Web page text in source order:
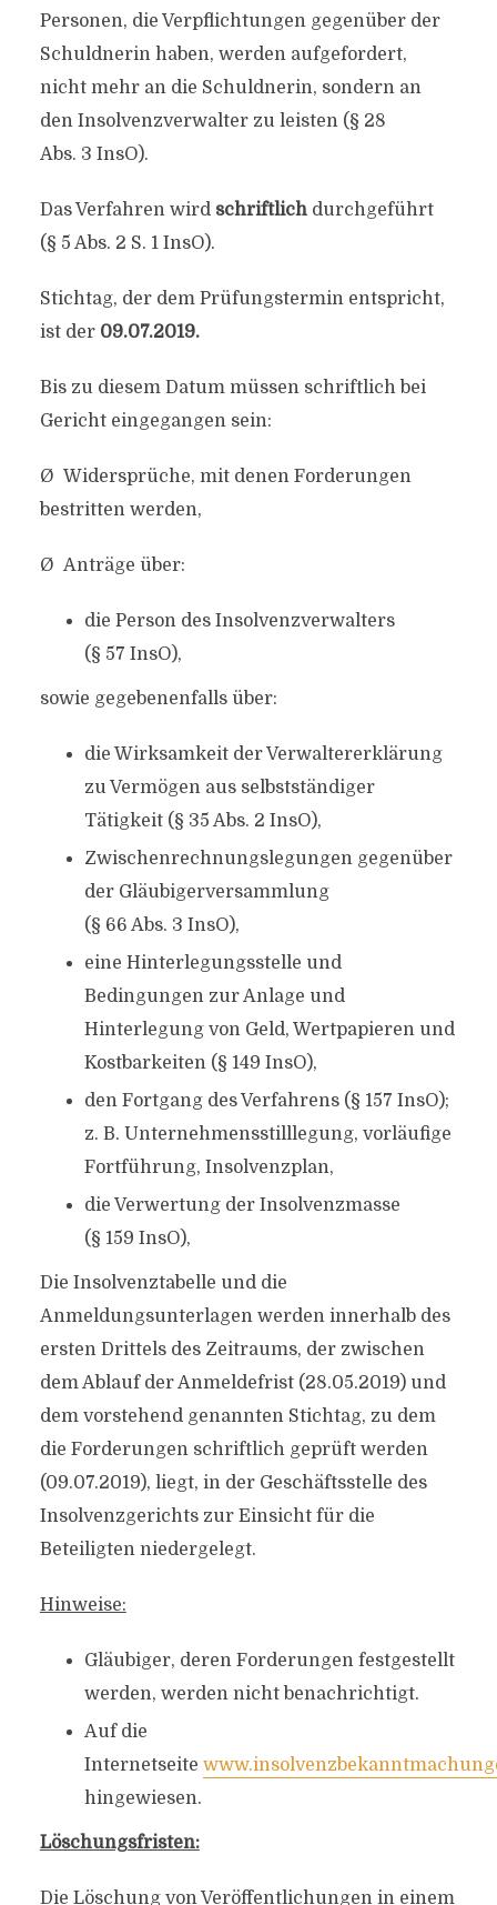
Personen, die Verpflichtungen gegenüber der
Schuldnerin haben, werden aufgefordert,
nicht mehr an die Schuldnerin, sondern an
den Insolvenzverwalter zu leisten (§ 28
Abs. 3 InsO).
Das Verfahren wird schriftlichdurchgeführt
(§ 5 Abs. 2 S. 1 InsO).
Stichtag, der dem Prüfungstermin entspricht,
ist der 09.07.2019.
Bis zu diesem Datum müssen schriftlich bei
Gericht eingegangen sein:
Ø Widersprüche, mit denen Forderungen
bestritten werden,
Ø Anträge über:
die Person des Insolvenzverwalters
(§ 57 InsO),
sowie gegebenenfalls über:
die Wirksamkeit der Verwaltererklärung
zu Vermögen aus selbstständiger
Tätigkeit (§ 35 Abs. 2 InsO),
Zwischenrechnungslegungen gegenüber
der Gläubigerversammlung
(§ 66 Abs. 3 InsO),
eine Hinterlegungsstelle und
Bedingungen zur Anlage und
Hinterlegung von Geld, Wertpapieren und
Kostbarkeiten (§ 149 InsO),
den Fortgang des Verfahrens (§ 157 InsO);
z. B. Unternehmensstilllegung, vorläufige
Fortführung, Insolvenzplan,
die Verwertung der Insolvenzmasse
(§ 159 InsO),
Die Insolvenztabelle und die
Anmeldungsunterlagen werden innerhalb des
ersten Drittels des Zeitraums, der zwischen
dem Ablauf der Anmeldefrist (28.05.2019) und
dem vorstehend genannten Stichtag, zu dem
die Forderungen schriftlich geprüft werden
(09.07.2019), liegt, in der Geschäftsstelle des
Insolvenzgerichts zur Einsicht für die
Beteiligten niedergelegt.
Hinweise:
Gläubiger, deren Forderungen festgestellt
werden, werden nicht benachrichtigt.
Auf die
Internetseite
hingewiesen.
Löschungsfristen:
Die Löschung von Veröffentlichungen in einem